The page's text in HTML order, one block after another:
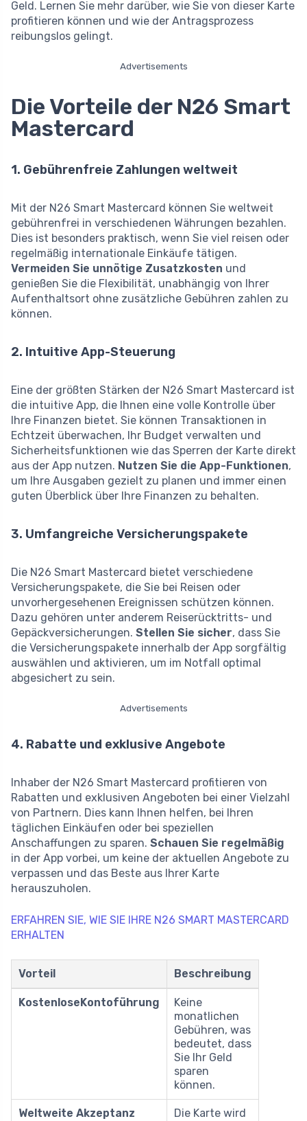
Geld. Lernen Sie mehr darüber, wie Sie von dieser Karte
profitieren können und wie der Antragsprozess
reibungslos gelingt.
Advertisements
Die Vorteile der N26 Smart
Mastercard
1. Gebührenfreie Zahlungen weltweit
Mit der N26 Smart Mastercard können Sie weltweit
gebührenfrei in verschiedenen Währungen bezahlen.
Dies ist besonders praktisch, wenn Sie viel reisen oder
regelmäßig internationale Einkäufe tätigen.
Vermeiden Sie unnötige Zusatzkosten und
genießen Sie die Flexibilität, unabhängig von Ihrer
Aufenthaltsort ohne zusätzliche Gebühren zahlen zu
können.
2. Intuitive App-Steuerung
Eine der größten Stärken der N26 Smart Mastercard ist
die intuitive App, die Ihnen eine volle Kontrolle über
Ihre Finanzen bietet. Sie können Transaktionen in
Echtzeit überwachen, Ihr Budget verwalten und
Sicherheitsfunktionen wie das Sperren der Karte direkt
aus der App nutzen. Nutzen Sie die App-Funktionen,
um Ihre Ausgaben gezielt zu planen und immer einen
guten Überblick über Ihre Finanzen zu behalten.
3. Umfangreiche Versicherungspakete
Die N26 Smart Mastercard bietet verschiedene
Versicherungspakete, die Sie bei Reisen oder
unvorhergesehenen Ereignissen schützen können.
Dazu gehören unter anderem Reiserücktritts- und
Gepäckversicherungen. Stellen Sie sicher, dass Sie
die Versicherungspakete innerhalb der App sorgfältig
auswählen und aktivieren, um im Notfall optimal
abgesichert zu sein.
Advertisements
4. Rabatte und exklusive Angebote
Inhaber der N26 Smart Mastercard profitieren von
Rabatten und exklusiven Angeboten bei einer Vielzahl
von Partnern. Dies kann Ihnen helfen, bei Ihren
täglichen Einkäufen oder bei speziellen
Anschaffungen zu sparen. Schauen Sie regelmäßig
in der App vorbei, um keine der aktuellen Angebote zu
verpassen und das Beste aus Ihrer Karte
herauszuholen.
ERFAHREN SIE, WIE SIE IHRE N26 SMART MASTERCARD
ERHALTEN
Vorteil Beschreibung
KostenloseKontoführung
Keine
monatlichen
Gebühren, was
bedeutet, dass
Sie Ihr Geld
sparen
können.
Weltweite Akzeptanz
Die Karte wird